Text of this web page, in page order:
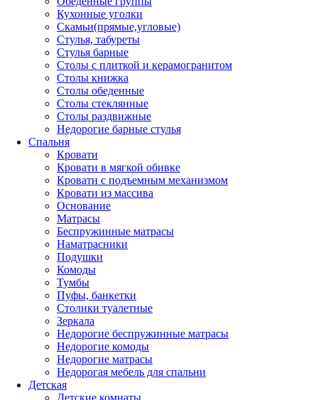
Кухонные уголки
Скамьи(прямые,угловые)
Стулья, табуреты
Стулья барные
Столы с плиткой и керамогранитом
Столы книжка
Столы обеденные
Столы стеклянные
Столы раздвижные
Недорогие барные стулья
Спальня
Кровати
Кровати в мягкой обивке
Кровати с подъемным механизмом
Кровати из массива
Основание
Матрасы
Беспружинные матрасы
Наматрасники
Подушки
Комоды
Тумбы
Пуфы, банкетки
Столики туалетные
Зеркала
Недорогие беспружинные матрасы
Недорогие комоды
Недорогие матрасы
Недорогая мебель для спальни
Детская
Детские комнаты